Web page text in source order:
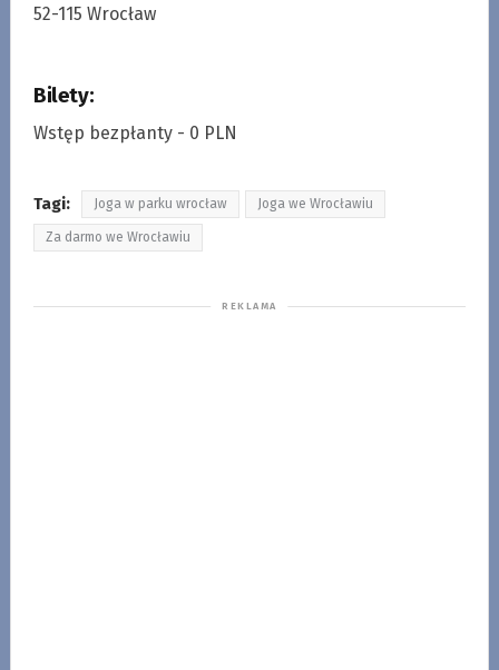
52-115 Wrocław
Bilety:
Wstęp bezpłanty - 0 PLN
Tagi: Joga w parku wrocław Joga we Wrocławiu
Za darmo we Wrocławiu